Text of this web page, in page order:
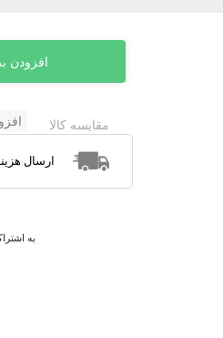
افزودن
مقایسه کالا
ارسال
به